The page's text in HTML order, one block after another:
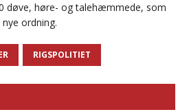
døve, høre- og talehæmmede, som
ordning.
RIGSPOLITIET